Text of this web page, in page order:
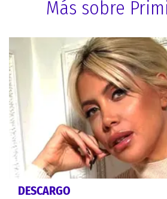
Más sobre
DESCARGO